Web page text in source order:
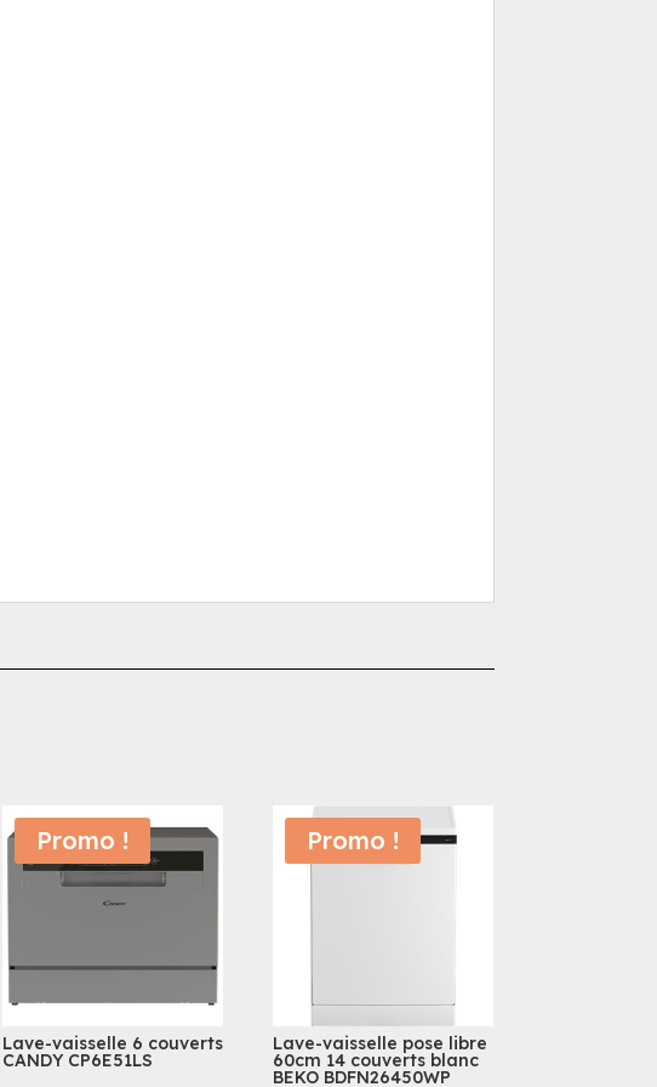
Promo !
Lave-vaisselle 6 couverts
CANDY CP6E51LS
Promo !
Lave-vaisselle pose libre
60cm 14 couverts blanc
BEKO BDFN26450WP